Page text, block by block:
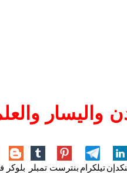
واليسار
تيلكرام بنترست تمبلر بلوكر